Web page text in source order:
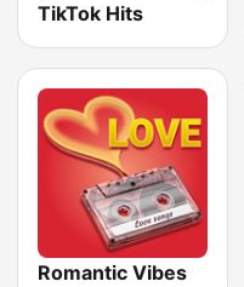
TikTok Hits
Romantic Vibes